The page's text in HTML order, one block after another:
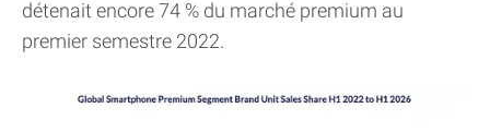
détenait encore 74 % du marché premium au
premier semestre 2022.